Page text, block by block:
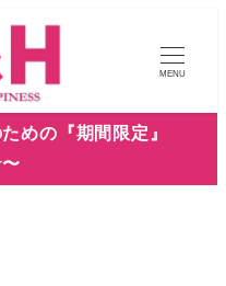
MENU
めの『期間限定』